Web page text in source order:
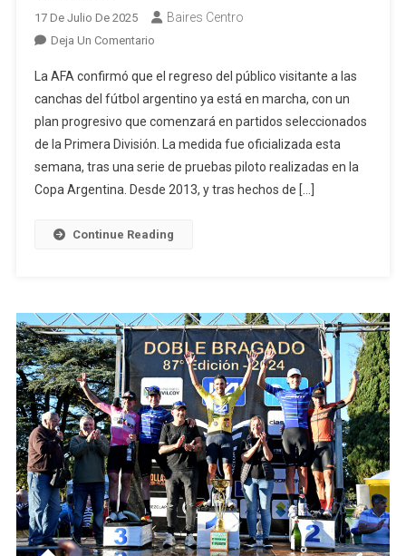
17 De Julio De 2025 Baires Centro
Deja Un ComentarioEn
El
Público
Visitante
Al
Fútbol
Argentino
La AFA confirmó que el regreso del público visitante a las
canchas del fútbol argentino ya está en marcha, con un
plan progresivo que comenzará en partidos seleccionados
de la Primera División. La medida fue oficializada esta
semana, tras una serie de pruebas piloto realizadas en la
Copa Argentina. Desde 2013, y tras hechos de […]
Continue Reading